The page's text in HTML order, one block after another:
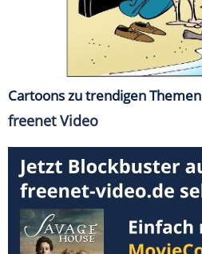
Cartoons zu trendigen Themen
freenet Video